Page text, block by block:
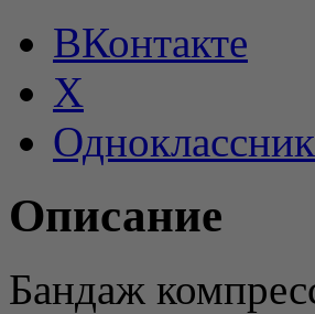
ВКонтакте
X
Описание
Бандаж